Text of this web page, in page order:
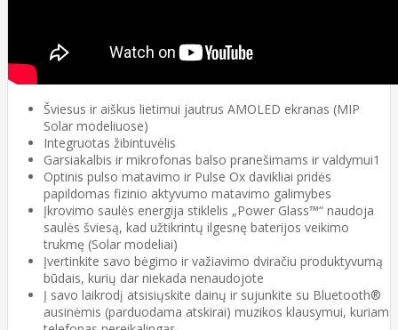
Šviesus ir aiškus lietimui jautrus AMOLED ekranas (MIP
Solar modeliuose)
Integruotas žibintuvėlis
Garsiakalbis ir mikrofonas balso pranešimams ir valdymui1
Optinis pulso matavimo ir Pulse Ox davikliai pridės
papildomas fizinio aktyvumo matavimo galimybes
Įkrovimo saulės energija stiklelis „Power Glass™“ naudoja
saulės šviesą, kad užtikrintų ilgesnę baterijos veikimo
trukmę (Solar modeliai)
Įvertinkite savo bėgimo ir važiavimo dviračiu produktyvumą
būdais, kurių dar niekada nenaudojote
Į savo laikrodį atsisiųskite dainų ir sujunkite su Bluetooth®
ausinėmis (parduodama atskirai) muzikos klausymui, kuriam